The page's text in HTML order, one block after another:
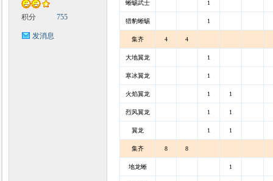
积分 755
发消息
蜥蜴武士 1
猎豹蜥蜴 1
集齐 4 4
大地翼龙 1
寒冰翼龙 1
火焰翼龙 1 1
烈风翼龙 1 1
翼龙 1 1
集齐 8 8
地龙蜥 1